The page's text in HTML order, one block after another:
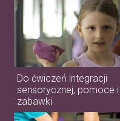
Do ćwiczeń integracji
sensorycznej, pomoce i
zabawki